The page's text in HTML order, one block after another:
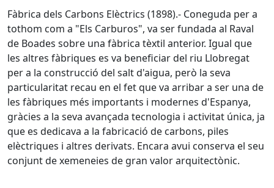
Fàbrica dels Carbons Elèctrics (1898).- Coneguda per a
tothom com a "Els Carburos", va ser fundada al Raval
de Boades sobre una fàbrica tèxtil anterior. Igual que
les altres fàbriques es va beneficiar del riu Llobregat
per a la construcció del salt d'aigua, però la seva
particularitat recau en el fet que va arribar a ser una de
les fàbriques més importants i modernes d'Espanya,
gràcies a la seva avançada tecnologia i activitat única, ja
que es dedicava a la fabricació de carbons, piles
elèctriques i altres derivats. Encara avui conserva el seu
conjunt de xemeneies de gran valor arquitectònic.